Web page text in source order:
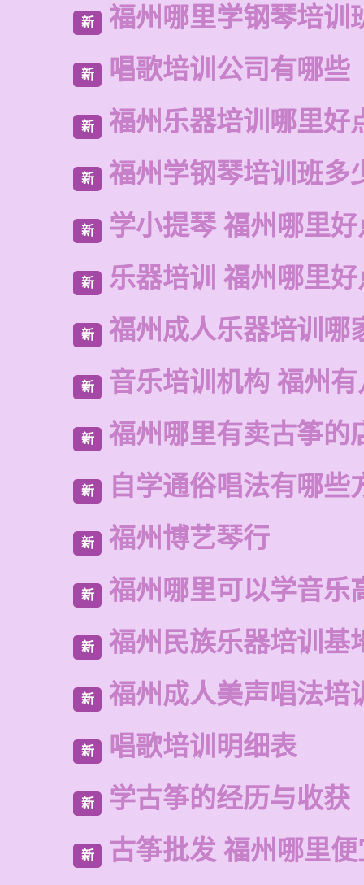
新 福州哪里学钢琴培训
新 唱歌培训公司有哪些
新 福州乐器培训哪里好
新 福州学钢琴培训班多
新 学小提琴 福州哪里好
新 乐器培训 福州哪里
新 福州成人乐器培训哪
新 音乐培训机构 福州
新 福州哪里有卖古筝的
新 自学通俗唱法有哪些
新 福州博艺琴行
新 福州哪里可以学音乐
新 福州民族乐器培训基
新 福州成人美声唱法培
新 唱歌培训明细表
新 学古筝的经历与收获
新 古筝批发 福州哪里